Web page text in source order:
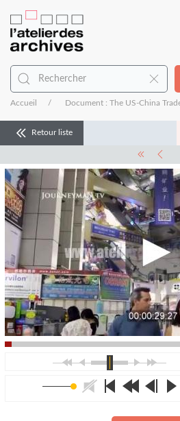
Accueil Document : The US-China
Retour liste